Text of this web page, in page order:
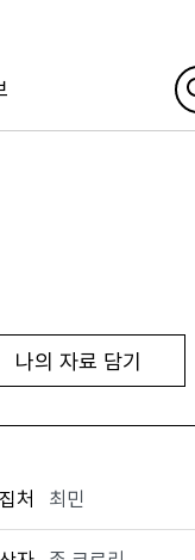
나의 자료 담기
처 최민